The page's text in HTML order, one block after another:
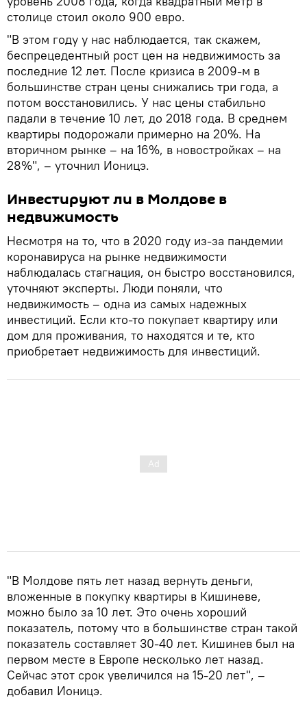
столице стоил около 900 евро.
"В этом году у нас наблюдается, так скажем,
беспрецедентный рост цен на недвижимость за
последние 12 лет. После кризиса в 2009-м в
большинстве стран цены снижались три года, а
потом восстановились. У нас цены стабильно
падали в течение 10 лет, до 2018 года. В среднем
квартиры подорожали примерно на 20%. На
вторичном рынке – на 16%, в новостройках – на
28%", – уточнил Ионицэ.
Инвестируют ли в Молдове в
недвижимость
Несмотря на то, что в 2020 году из-за пандемии
коронавируса на рынке недвижимости
наблюдалась стагнация, он быстро восстановился,
уточняют эксперты. Люди поняли, что
недвижимость – одна из самых надежных
инвестиций. Если кто-то покупает квартиру или
дом для проживания, то находятся и те, кто
приобретает недвижимость для инвестиций.
"В Молдове пять лет назад вернуть деньги,
вложенные в покупку квартиры в Кишиневе,
можно было за 10 лет. Это очень хороший
показатель, потому что в большинстве стран такой
показатель составляет 30-40 лет. Кишинев был на
первом месте в Европе несколько лет назад.
Сейчас этот срок увеличился на 15-20 лет", –
добавил Ионицэ.